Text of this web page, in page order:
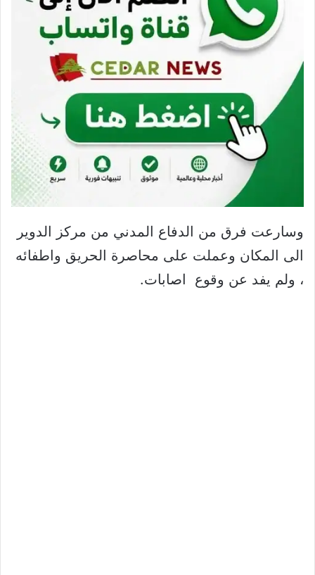
وسارعت فرق من الدفاع المدني من مركز الدوير
الى المكان وعملت على محاصرة الحريق واطفائه
، ولم يفد عن وقوع اصابات.